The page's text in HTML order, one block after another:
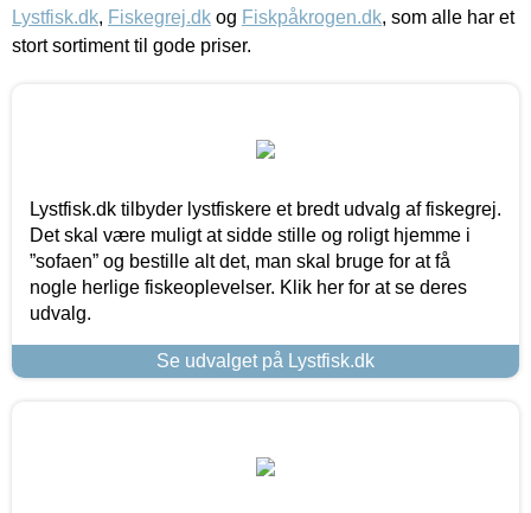
Lystfisk.dk, Fiskegrej.dk og Fiskpåkrogen.dk, som alle har et
stort sortiment til gode priser.
Lystfisk.dk tilbyder lystfiskere et bredt udvalg af fiskegrej.
Det skal være muligt at sidde stille og roligt hjemme i
”sofaen” og bestille alt det, man skal bruge for at få
nogle herlige fiskeoplevelser. Klik her for at se deres
udvalg.
Se udvalget på Lystfisk.dk